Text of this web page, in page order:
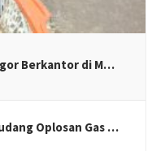
Berkantor di M…
Oplosan Gas …